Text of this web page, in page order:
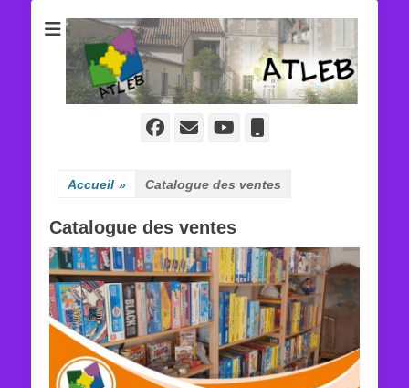
ATLEB
Facebook
E-
YouTube
Accueil » Catalogue des ventes
Catalogue des ventes